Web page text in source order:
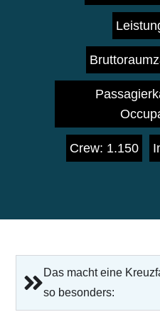
Crew: 1.150
Das macht eine
so besonders: